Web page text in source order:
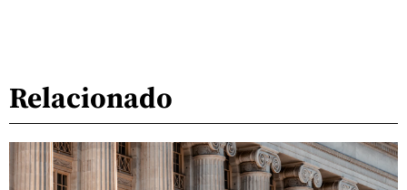
Relacionado